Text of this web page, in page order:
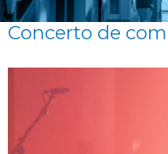
Concerto de